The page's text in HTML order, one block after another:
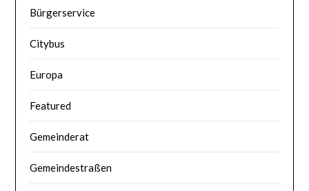
Bürgerservice
Citybus
Europa
Featured
Gemeinderat
Gemeindestraßen